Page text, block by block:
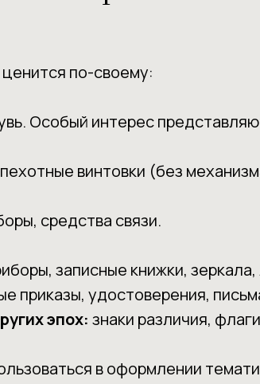
по-своему:
Особый интерес
винтовки (без
средства связи.
записные книжки,
приказы, удостоверения,
эпох: знаки различия,
в оформлении